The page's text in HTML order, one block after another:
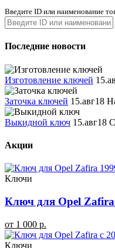
Введите ID или наименование
Последние новости
Изготовление ключей
Заточка ключей 15.авг18
Выкидной ключ 15.авг18
Акции
Ключи
Ключ для Opel Zafira
от 1 000 р.
Ключи